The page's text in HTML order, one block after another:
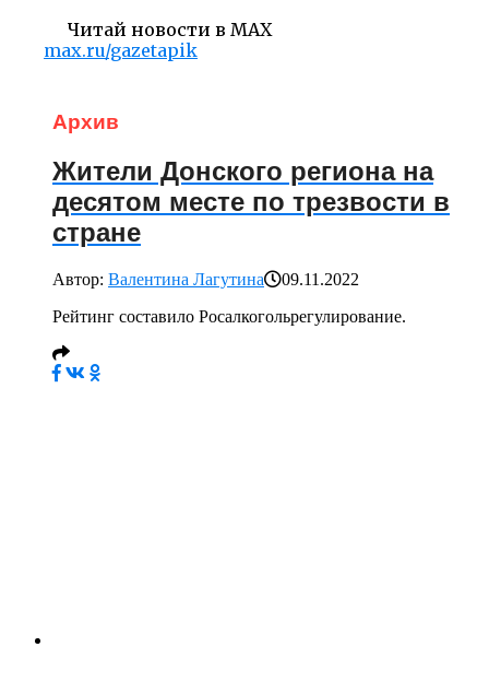
Читай новости в MAX
max.ru/gazetapik
Архив
Жители Донского региона на
десятом месте по трезвости в
стране
Автор: Валентина Лагутина
09.11.2022
Рейтинг составило Росалкогольрегулирование.